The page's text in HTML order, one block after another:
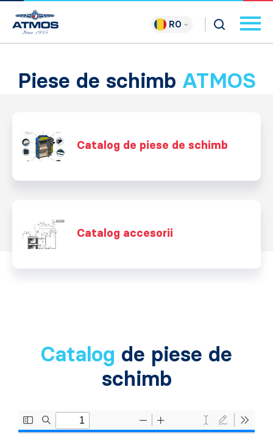
RO
Piese de schimb ATMOS
Catalog de piese de schimb
Catalog accesorii
Catalog de piese de
schimb